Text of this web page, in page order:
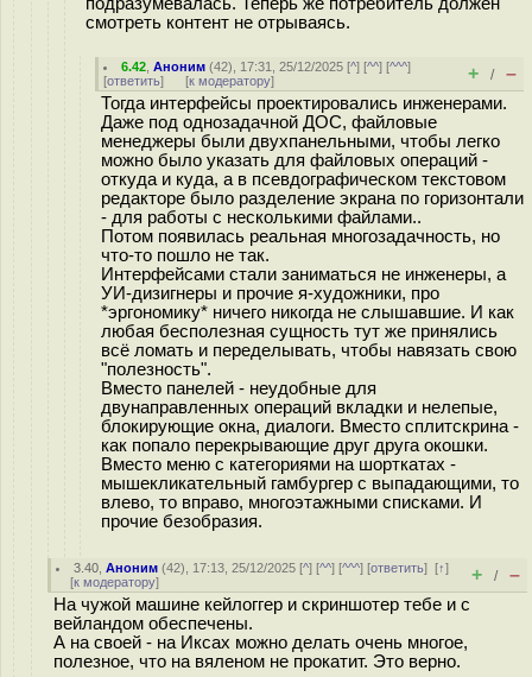
смотреть контент не отрываясь.
6.42 ,Аноним (42), 17:31, 25/12/2025 [^] [^^] [^^^]
[ответить] [к модератору] + / –
Тогда интерфейсы проектировались инженерами.
Даже под однозадачной ДОС, файловые
менеджеры были двухпанельными, чтобы легко
можно было указать для файловых операций -
откуда и куда, а в псевдографическом текстовом
редакторе было разделение экрана по горизонтали
- для работы с несколькими файлами..
Потом появилась реальная многозадачность, но
что-то пошло не так.
Интерфейсами стали заниматься не инженеры, а
УИ-дизигнеры и прочие я-художники, про
*эргономику* ничего никогда не слышавшие. И как
любая бесполезная сущность тут же принялись
всё ломать и переделывать, чтобы навязать свою
"полезность".
Вместо панелей - неудобные для
двунаправленных операций вкладки и нелепые,
блокирующие окна, диалоги. Вместо сплитскрина -
как попало перекрывающие друг друга окошки.
Вместо меню с категориями на шорткатах -
мышекликательный гамбургер с выпадающими, то
влево, то вправо, многоэтажными списками. И
прочие безобразия.
3.40 ,Аноним (42), 17:13, 25/12/2025 [^] [^^] [^^^] [ответить][↑]
[к модератору] + / –
На чужой машине кейлоггер и скриншотер тебе и с
вейландом обеспечены.
А на своей - на Иксах можно делать очень многое,
полезное, что на вяленом не прокатит. Это верно.